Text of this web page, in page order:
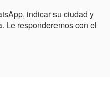
indicar su ciudad y
Le responderemos con el